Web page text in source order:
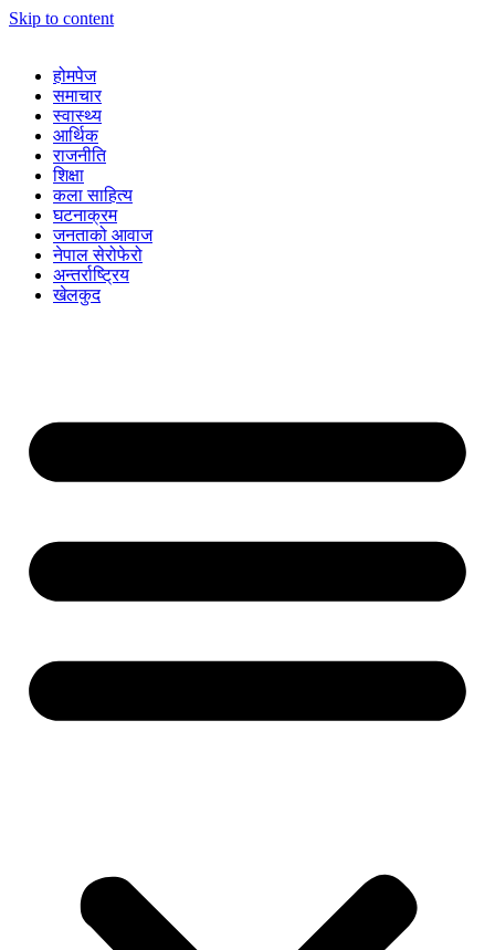
Skip to content
होमपेज
समाचार
स्वास्थ्य
आर्थिक
राजनीति
शिक्षा
कला साहित्य
घटनाक्रम
जनताको आवाज
नेपाल सेरोफेरो
अन्तर्राष्ट्रिय
खेलकुद